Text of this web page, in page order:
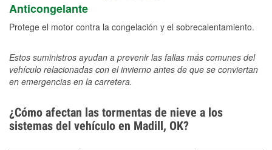
Anticongelante
Protege el motor contra la congelación y el sobrecalentamiento.
Estos suministros ayudan a prevenir las fallas más comunes del
vehículo relacionadas con el invierno antes de que se conviertan
en emergencias en la carretera.
¿Cómo afectan las tormentas de nieve a los
sistemas del vehículo en Madill, OK?